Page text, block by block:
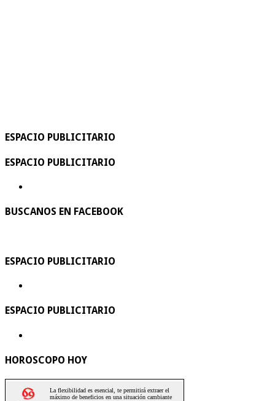
ESPACIO PUBLICITARIO
ESPACIO PUBLICITARIO
BUSCANOS EN FACEBOOK
ESPACIO PUBLICITARIO
ESPACIO PUBLICITARIO
HOROSCOPO HOY